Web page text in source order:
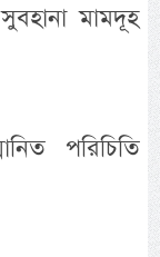
মামদূহ
পরিচিতি